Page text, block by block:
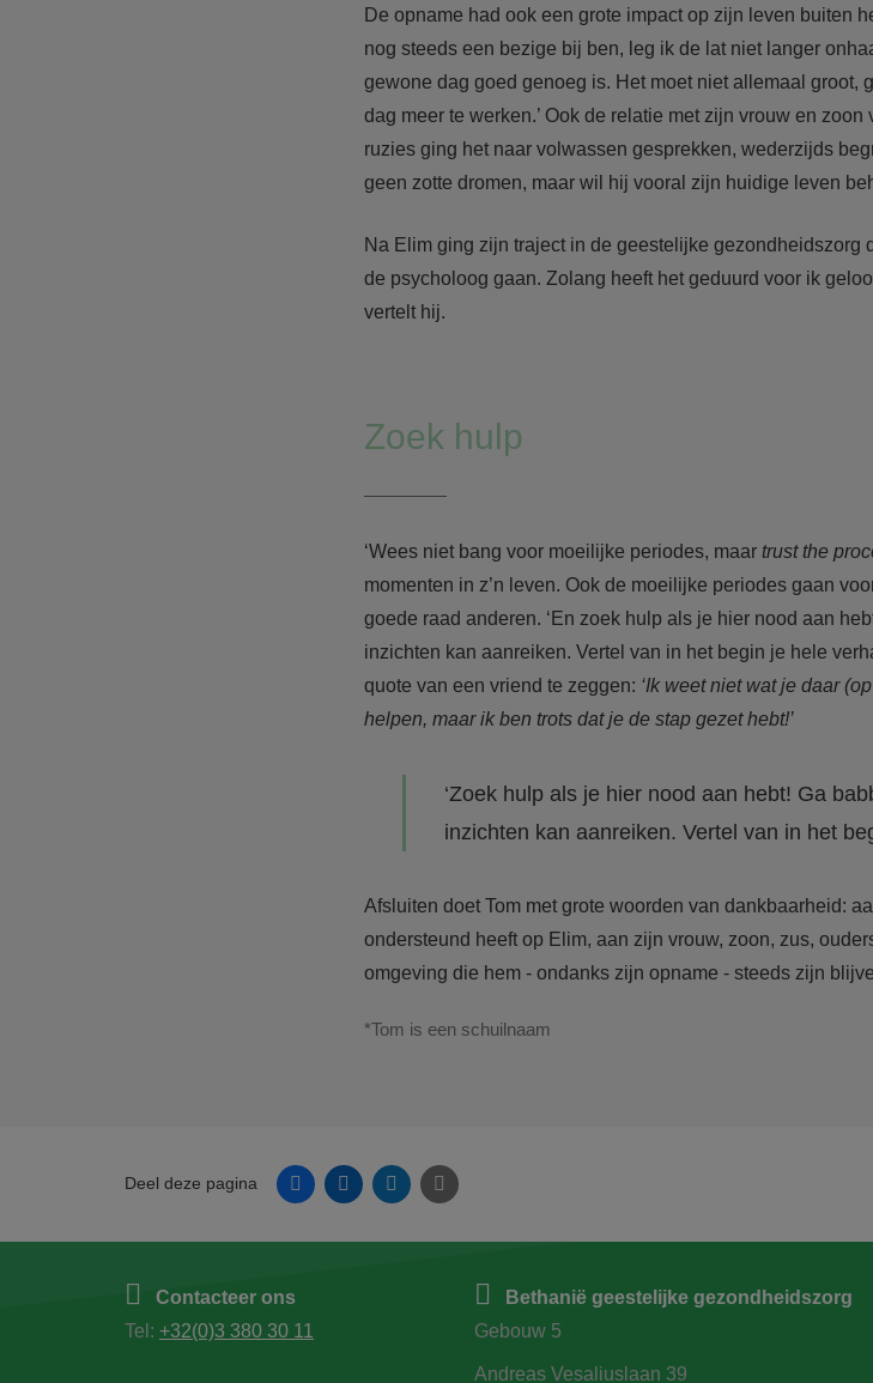
De opname had ook een grote impact op zijn leven buiten
nog steeds een bezige bij ben, leg ik de lat niet langer
gewone dag goed genoeg is. Het moet niet allemaal groot,
dag meer te werken.’ Ook de relatie met zijn vrouw en
ruzies ging het naar volwassen gesprekken, wederzijds
geen zotte dromen, maar wil hij vooral zijn huidige leven
Na Elim ging zijn traject in de geestelijke gezondheidszorg
de psycholoog gaan. Zolang heeft het geduurd voor ik
vertelt hij.
Zoek hulp
‘Wees niet bang voor moeilijke periodes, maar trust the
momenten in z’n leven. Ook de moeilijke periodes gaan
goede raad anderen. ‘En zoek hulp als je hier nood aan
inzichten kan aanreiken. Vertel van in het begin je hele
quote van een vriend te zeggen: ‘Ik weet niet wat je daar
helpen, maar ik ben trots dat je de stap gezet hebt!’
‘Zoek hulp als je hier nood aan hebt! Ga
inzichten kan aanreiken. Vertel van in het
Afsluiten doet Tom met grote woorden van dankbaarheid:
ondersteund heeft op Elim, aan zijn vrouw, zoon, zus,
omgeving die hem - ondanks zijn opname - steeds zijn
*Tom is een schuilnaam
Deel deze pagina FacebookLinkedinTwitter E-mail
Contacteer ons
Tel: +32(0)3 380 30 11
Bethanië geestelijke gezondheidszorg
Gebouw 5
Andreas Vesaliuslaan 39